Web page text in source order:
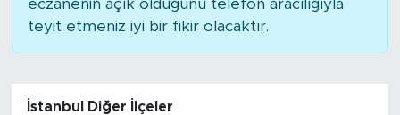
eczanenin açık olduğunu telefon aracılığıyla
teyit etmeniz iyi bir fikir olacaktır.
İstanbul Diğer İlçeler
TARİH